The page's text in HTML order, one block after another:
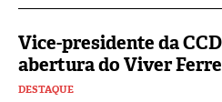
Vice-presidente da
abertura do Viver
DESTAQUE